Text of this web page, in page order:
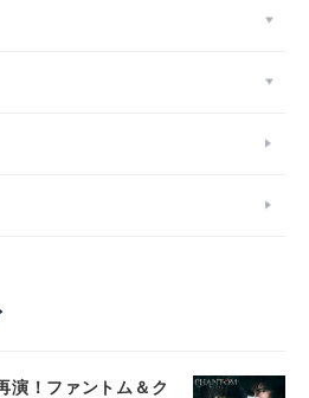
演！ファントム＆ク